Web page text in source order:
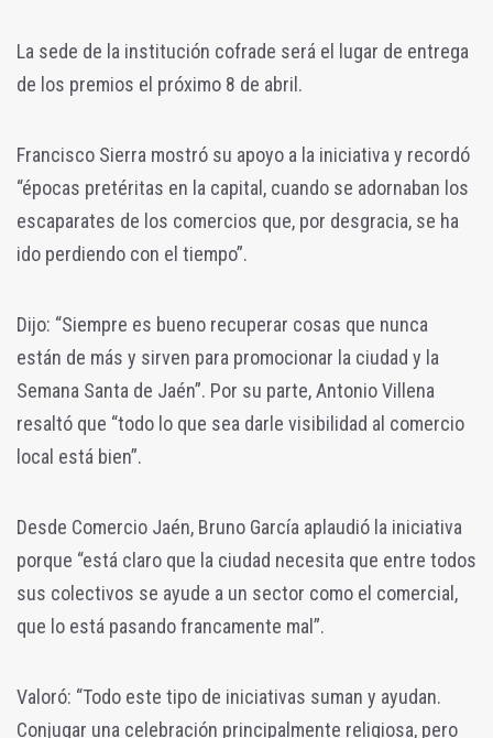
La sede de la institución cofrade será el lugar de entrega
de los premios el próximo 8 de abril.
Francisco Sierra mostró su apoyo a la iniciativa y recordó
“épocas pretéritas en la capital, cuando se adornaban los
escaparates de los comercios que, por desgracia, se ha
ido perdiendo con el tiempo”.
Dijo: “Siempre es bueno recuperar cosas que nunca
están de más y sirven para promocionar la ciudad y la
Semana Santa de Jaén”. Por su parte, Antonio Villena
resaltó que “todo lo que sea darle visibilidad al comercio
local está bien”.
Desde Comercio Jaén, Bruno García aplaudió la iniciativa
porque “está claro que la ciudad necesita que entre todos
sus colectivos se ayude a un sector como el comercial,
que lo está pasando francamente mal”.
Valoró: “Todo este tipo de iniciativas suman y ayudan.
Conjugar una celebración principalmente religiosa, pero